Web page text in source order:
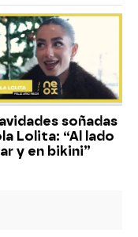
soñadas
Lolita: “Al lado
y en bikini”